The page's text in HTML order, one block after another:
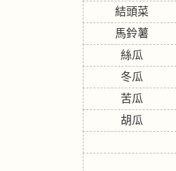
結頭菜
馬鈴薯
絲瓜
冬瓜
苦瓜
胡瓜